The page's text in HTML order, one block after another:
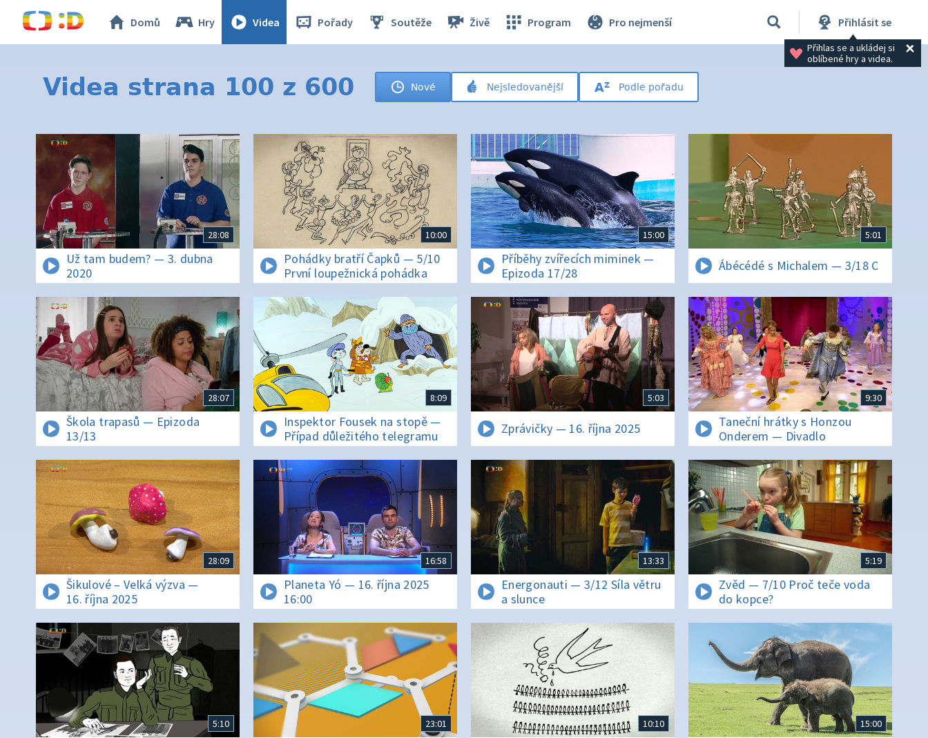
Domů Hry Videa Pořady Soutěže Živě Program Pro nejmenší Přihlásit se
Přihlas se a ukládej si
oblíbené hry a videa.
Videa strana 100 z 600 Nové Nejsledovanější Podle pořadu
28:08
Už tam budem? — 3. dubna
2020
10:00
Pohádky bratří Čapků — 5/10
První loupežnická pohádka
15:00
Příběhy zvířecích miminek —
Epizoda 17/28
5:01
Ábécédé s Michalem — 3/18 C
28:07
Škola trapasů — Epizoda
13/13
8:09
Inspektor Fousek na stopě —
Případ důležitého telegramu
5:03
Zprávičky — 16. října 2025
9:30
Taneční hrátky s Honzou
Onderem — Divadlo
28:09
Šikulové – Velká výzva —
16. října 2025
16:58
Planeta Yó — 16. října 2025
16:00
13:33
Energonauti — 3/12 Síla větru
a slunce
5:19
Zvěd — 7/10 Proč teče voda
do kopce?
5:10 23:01 10:10 15:00